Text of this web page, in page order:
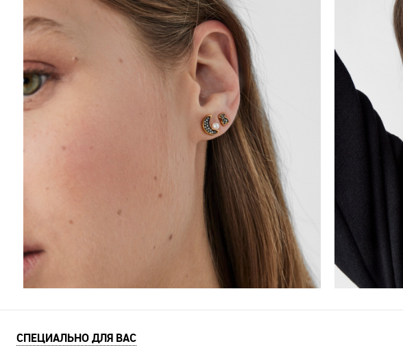
СПЕЦИАЛЬНО ДЛЯ ВАС